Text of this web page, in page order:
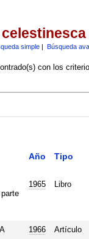
simple| Búsqueda
con los
Año Tipo
1965 Libro
1966 Artículo